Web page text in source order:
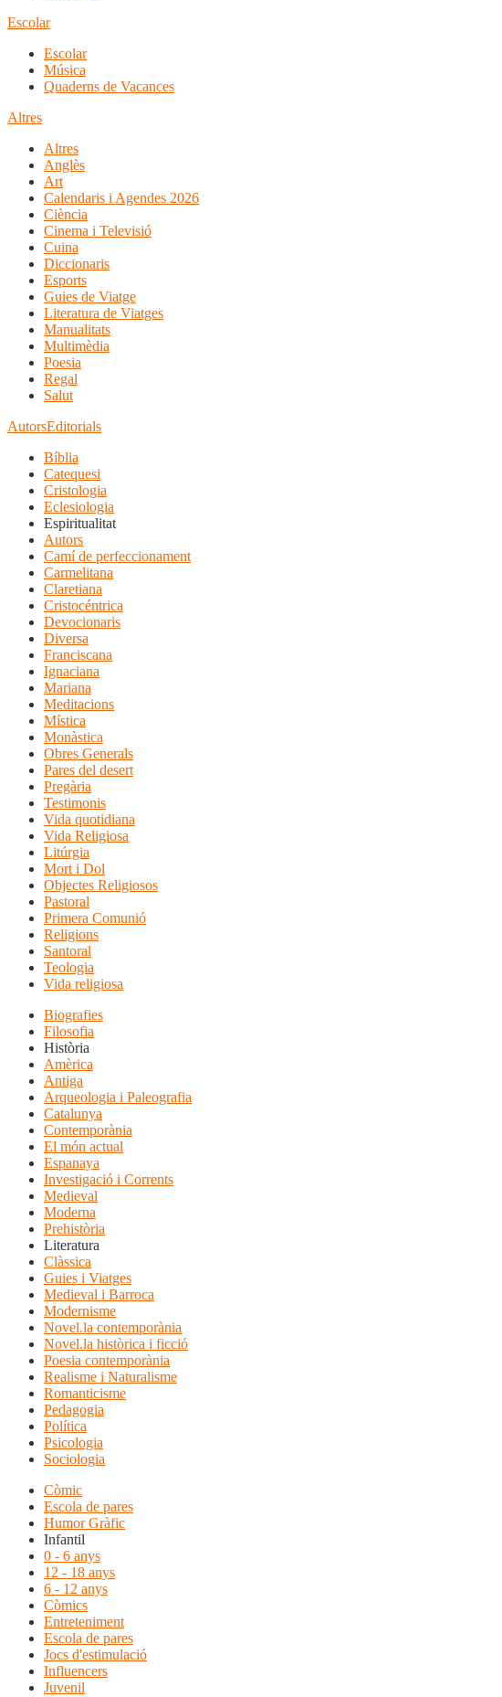
Escolar
Escolar
Música
Quaderns de Vacances
Altres
Altres
Anglès
Art
Calendaris i Agendes 2026
Ciència
Cinema i Televisió
Cuina
Diccionaris
Esports
Guies de Viatge
Literatura de Viatges
Manualitats
Multimèdia
Poesia
Regal
Salut
AutorsEditorials
Bíblia
Catequesi
Cristologia
Eclesiologia
Espiritualitat
Autors
Camí de perfeccionament
Carmelitana
Claretiana
Cristocéntrica
Devocionaris
Diversa
Franciscana
Ignaciana
Mariana
Meditacions
Mística
Monàstica
Obres Generals
Pares del desert
Pregària
Testimonis
Vida quotidiana
Vida Religiosa
Litúrgia
Mort i Dol
Objectes Religiosos
Pastoral
Primera Comunió
Religions
Santoral
Teologia
Vida religiosa
Biografies
Filosofia
Història
Amèrica
Antiga
Arqueologia i Paleografia
Catalunya
Contemporània
El món actual
Espanaya
Investigació i Corrents
Medieval
Moderna
Prehistòria
Literatura
Clàssica
Guies i Viatges
Medieval i Barroca
Modernisme
Novel.la contemporània
Novel.la històrica i ficció
Poesia contemporània
Realisme i Naturalisme
Romanticisme
Pedagogia
Política
Psicologia
Sociologia
Còmic
Escola de pares
Humor Gràfic
Infantil
0 - 6 anys
12 - 18 anys
6 - 12 anys
Còmics
Entreteniment
Escola de pares
Jocs d'estimulació
Influencers
Juvenil